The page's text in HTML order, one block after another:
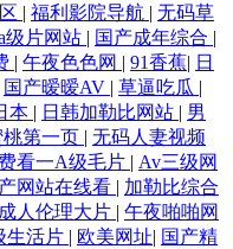
| 福利影院导航 | 无码草
级片网站 | 国产成年综合 |
| 午夜色色网 | 91香蕉| 日
国产暧暧AV | 草逼吃瓜 |
本 | 日韩加勒比网站 | 男
桃第一页 | 无码人妻视频
看一A级毛片 | Av三级网
网站在线看 | 加勒比综合
人伦理大片 | 午夜啪啪网
生活片 | 欧美网址| 国产精